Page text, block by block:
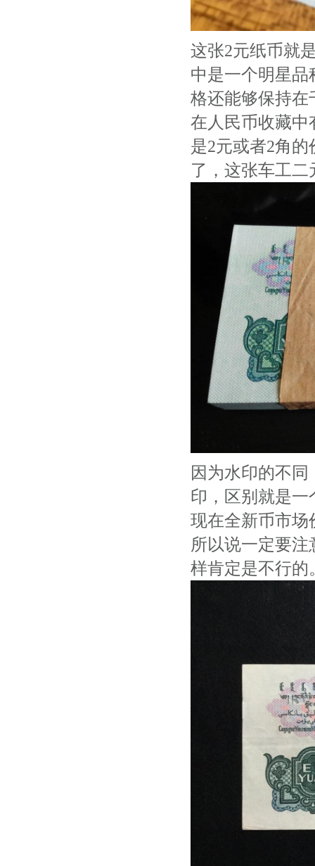
这张2元纸币就
中是一个明星
格还能够保持在
在人民币收藏中
是2元或者2角
了，这张车工
因为水印的不
印，区别就是
现在全新币市场
所以说一定要
样肯定是不行的